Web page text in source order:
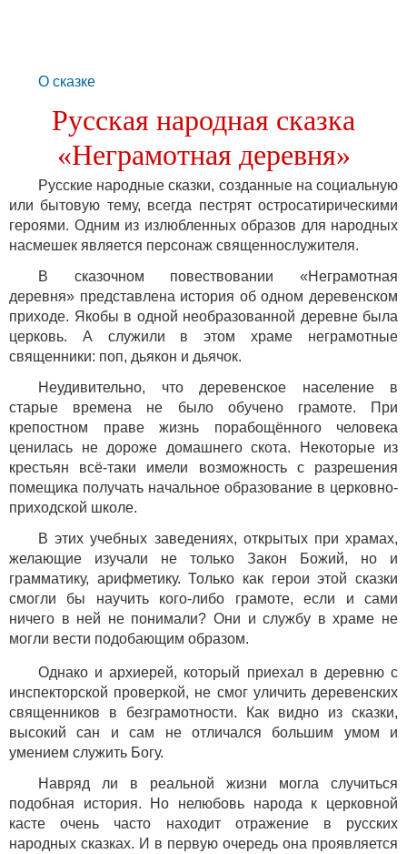
О сказке
Русская народная сказка
«Неграмотная деревня»
Русские народные сказки, созданные на социальную
или бытовую тему, всегда пестрят остросатирическими
героями. Одним из излюбленных образов для народных
насмешек является персонаж священнослужителя.
В сказочном повествовании «Неграмотная
деревня» представлена история об одном деревенском
приходе. Якобы в одной необразованной деревне была
церковь. А служили в этом храме неграмотные
священники: поп, дьякон и дьячок.
Неудивительно, что деревенское население в
старые времена не было обучено грамоте. При
крепостном праве жизнь порабощённого человека
ценилась не дороже домашнего скота. Некоторые из
крестьян всё-таки имели возможность с разрешения
помещика получать начальное образование в церковно-
приходской школе.
В этих учебных заведениях, открытых при храмах,
желающие изучали не только Закон Божий, но и
грамматику, арифметику. Только как герои этой сказки
смогли бы научить кого-либо грамоте, если и сами
ничего в ней не понимали? Они и службу в храме не
могли вести подобающим образом.
Однако и архиерей, который приехал в деревню с
инспекторской проверкой, не смог уличить деревенских
священников в безграмотности. Как видно из сказки,
высокий сан и сам не отличался большим умом и
умением служить Богу.
Навряд ли в реальной жизни могла случиться
подобная история. Но нелюбовь народа к церковной
касте очень часто находит отражение в русских
народных сказках. И в первую очередь она проявляется